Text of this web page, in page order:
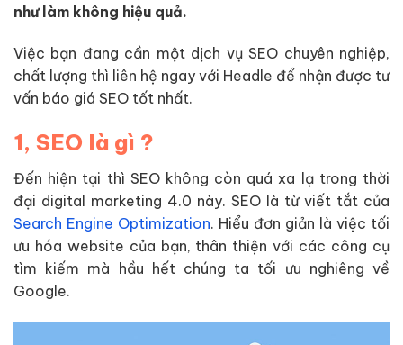
như làm không hiệu quả.
Việc bạn đang cần một dịch vụ SEO chuyên nghiệp,
chất lượng thì liên hệ ngay với Headle để nhận được tư
vấn báo giá SEO tốt nhất.
1, SEO là gì ?
Đến hiện tại thì SEO không còn quá xa lạ trong thời
đại digital marketing 4.0 này. SEO là từ viết tắt của
Search Engine Optimization. Hiểu đơn giản là việc tối
ưu hóa website của bạn, thân thiện với các công cụ
tìm kiếm mà hầu hết chúng ta tối ưu nghiêng về
Google.